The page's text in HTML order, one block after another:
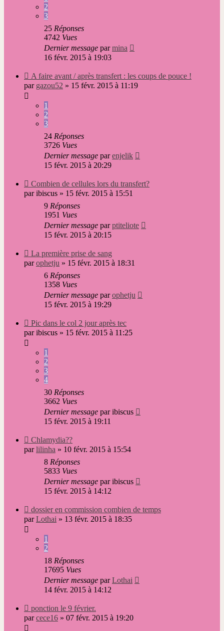
2
3
25 Réponses
4742 Vues
Dernier message parmina
16 févr. 2015 à 19:03
Nouveau
message
A faire avant / après transfert : les coups de pouce !
par gazou52 » 15 févr. 2015 à 11:19
1
2
3
24 Réponses
3726 Vues
Dernier message parenjelik
15 févr. 2015 à 20:29
Nouveau
message
Combien de cellules lors du transfert?
paribiscus » 15 févr. 2015 à 15:51
9 Réponses
1951 Vues
Dernier message parptiteliote
15 févr. 2015 à 20:15
Nouveau
message
La première prise de sang
parophetju » 15 févr. 2015 à 18:31
6 Réponses
1358 Vues
Dernier message parophetju
15 févr. 2015 à 19:29
Nouveau
message
Pic dans le col 2 jour après tec
paribiscus » 15 févr. 2015 à 11:25
1
2
3
4
30 Réponses
3662 Vues
Dernier message paribiscus
15 févr. 2015 à 19:11
Nouveau
message
Chlamydia??
parlilinha » 10 févr. 2015 à 15:54
8 Réponses
5833 Vues
Dernier message paribiscus
15 févr. 2015 à 14:12
Nouveau
message
dossier en commission combien de temps
parLothai » 13 févr. 2015 à 18:35
1
2
18 Réponses
17695 Vues
Dernier message parLothai
14 févr. 2015 à 14:12
Nouveau
message
ponction le 9 février.
parcece16 » 07 févr. 2015 à 19:20